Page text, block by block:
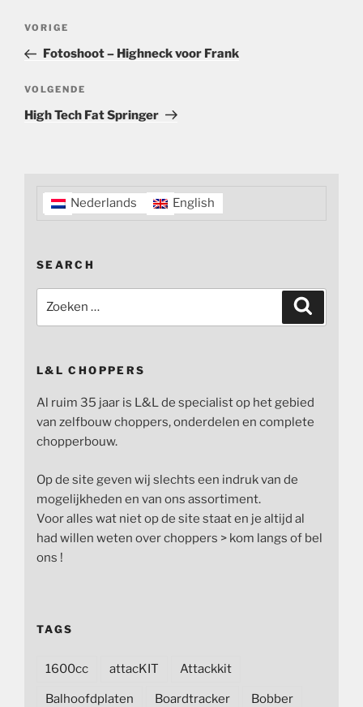
Bericht
Vorig
bericht
VORIGE
Fotoshoot – Highneck voor Frank
Volgend
bericht
VOLGENDE
High Tech Fat Springer
Nederlands English
SEARCH
naar:
L&L CHOPPERS
Al ruim 35 jaar is L&L de specialist op het gebied
van zelfbouw choppers, onderdelen en complete
chopperbouw.
Op de site geven wij slechts een indruk van de
mogelijkheden en van ons assortiment.
Voor alles wat niet op de site staat en je altijd al
had willen weten over choppers > kom langs of bel
ons !
TAGS
1600cc attacKIT Attackkit
Balhoofdplaten Boardtracker Bobber